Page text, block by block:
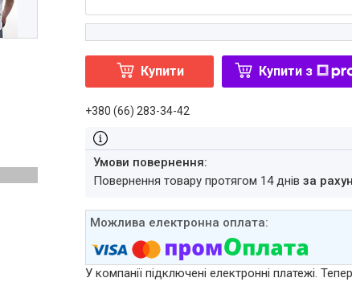
Купити Купити з
+380 (66) 283-34-42
повернення товару протягом 14 днівза
У компанії підключені електронні платежі.